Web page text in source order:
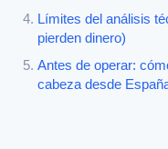
Límites del análisis
pierden dinero)
Antes de operar:
cabeza desde